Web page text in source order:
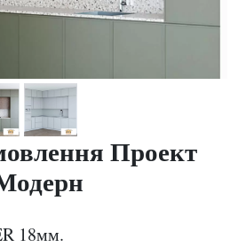
Проект
18мм.